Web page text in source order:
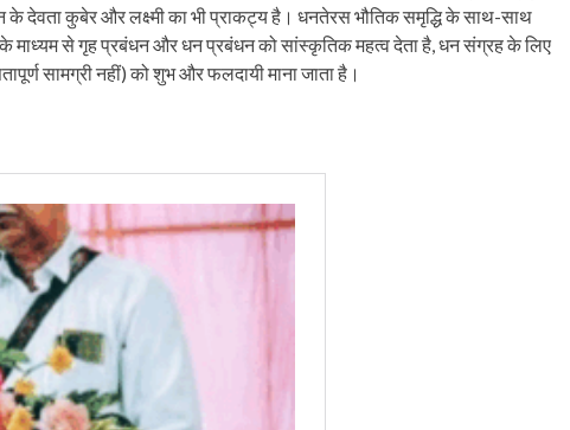
देवता कुबेर और लक्ष्मी का भी प्राकट्य है। धनतेरस भौतिक समृद्धि के साथ-साथ
के माध्यम से गृह प्रबंधन और धन प्रबंधन को सांस्कृतिक महत्व देता है, धन संग्रह के लिए
सामग्री नहीं) को शुभ और फलदायी माना जाता है।